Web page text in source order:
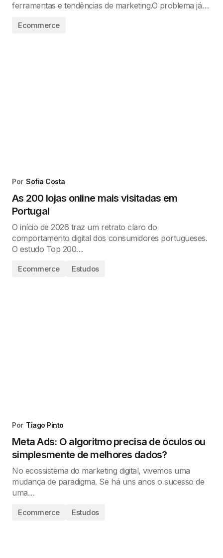
ferramentas e tendências de marketing.O problema já…
Ecommerce
Por Sofia Costa
As 200 lojas online mais visitadas em
Portugal
O início de 2026 traz um retrato claro do
comportamento digital dos consumidores portugueses.
O estudo Top 200…
Ecommerce Estudos
Por Tiago Pinto
Meta Ads: O algoritmo precisa de óculos ou
simplesmente de melhores dados?
No ecossistema do marketing digital, vivemos uma
mudança de paradigma. Se há uns anos o sucesso de
uma…
Ecommerce Estudos